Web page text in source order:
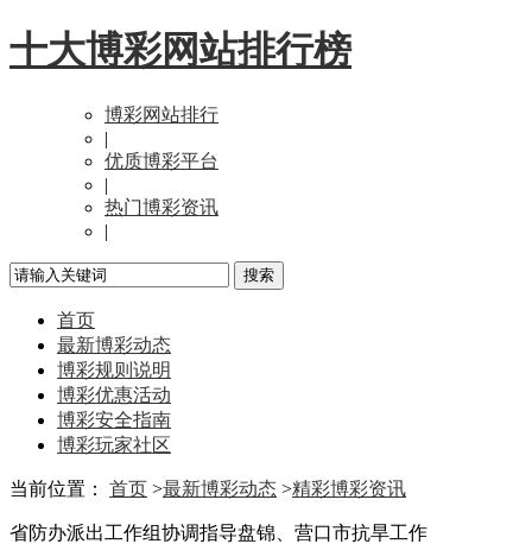
十大博彩网站排行榜
博彩网站排行
|
优质博彩平台
|
热门博彩资讯
|
首页
最新博彩动态
博彩规则说明
博彩优惠活动
博彩安全指南
博彩玩家社区
当前位置： 首页 >最新博彩动态 >精彩博彩资讯
省防办派出工作组协调指导盘锦、营口市抗旱工作